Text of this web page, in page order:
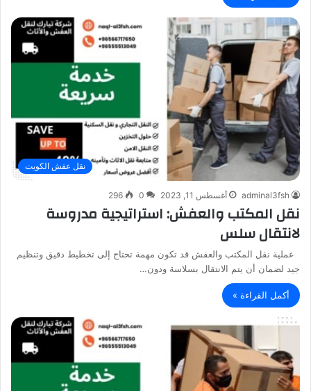
نقل عفش الكويت
adminal3fsh أغسطس 11, 2023 0
296
نقل المكتب والعفش: استراتيجية مدروسة
لانتقال سلس
عملية نقل المكتب والعفش قد تكون مهمة تحتاج إلى تخطيط دقيق وتنظيم
جيد لضمان أن يتم الانتقال بسلاسة ودون…
أكمل القراءة »